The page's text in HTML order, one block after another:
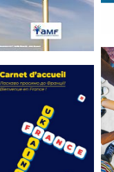
Statut de
l’élu local
Mise à jour avril
2024
FEUILLETER